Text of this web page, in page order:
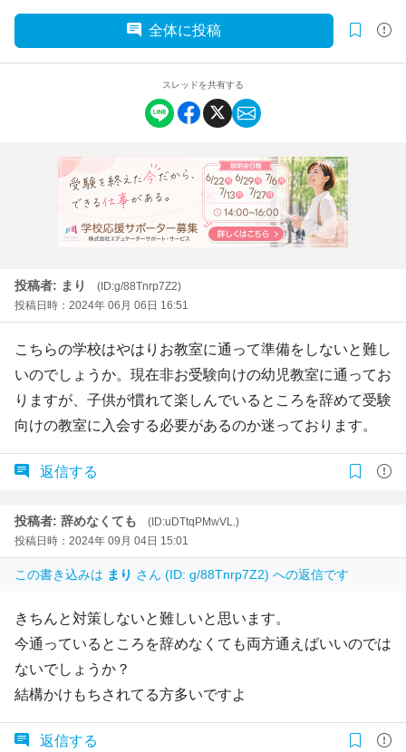
全体に投稿
スレッドを共有する
投稿者: まり
(ID:g/88Tnrp7Z2)
投稿日時：2024年 06月 06日 16:51
こちらの学校はやはりお教室に通って準備をしないと難し
いのでしょうか。現在非お受験向けの幼児教室に通ってお
りますが、子供が慣れて楽しんでいるところを辞めて受験
向けの教室に入会する必要があるのか迷っております。
返信する
投稿者: 辞めなくても
(ID:uDTtqPMwVL.)
投稿日時：2024年 09月 04日 15:01
この書き込みは まり さん (ID: g/88Tnrp7Z2) への返信です
きちんと対策しないと難しいと思います。
今通っているところを辞めなくても両方通えばいいのでは
ないでしょうか？
結構かけもちされてる方多いですよ
返信する